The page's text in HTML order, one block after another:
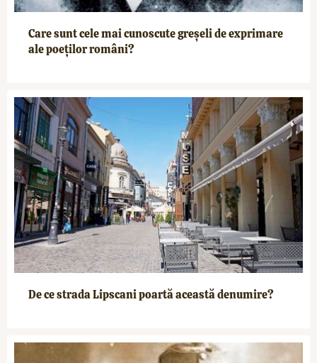
Care sunt cele mai cunoscute greșeli de exprimare
ale poeților români?
De ce strada Lipscani poartă această denumire?